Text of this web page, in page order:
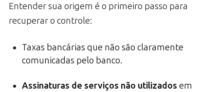
Entender sua origem é o primeiro passo para
recuperar o controle:
Taxas bancárias que não são claramente
comunicadas pelo banco.
Assinaturas de serviços não utilizados em